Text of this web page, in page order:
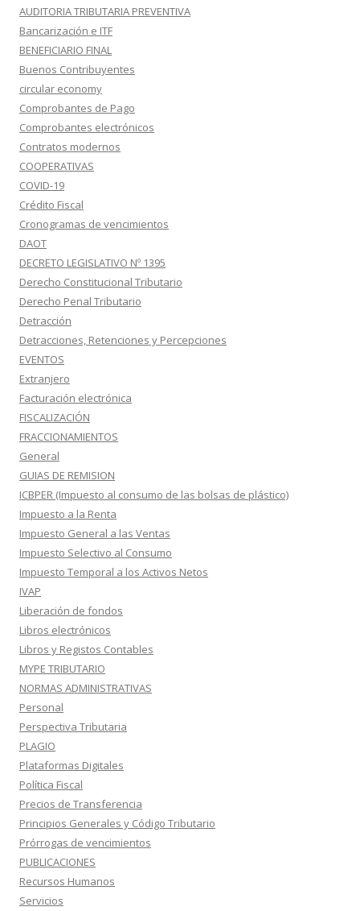
AUDITORIA TRIBUTARIA PREVENTIVA
Bancarización e ITF
BENEFICIARIO FINAL
Buenos Contribuyentes
circular economy
Comprobantes de Pago
Comprobantes electrónicos
Contratos modernos
COOPERATIVAS
COVID-19
Crédito Fiscal
Cronogramas de vencimientos
DAOT
DECRETO LEGISLATIVO Nº 1395
Derecho Constitucional Tributario
Derecho Penal Tributario
Detracción
Detracciones, Retenciones y Percepciones
EVENTOS
Extranjero
Facturación electrónica
FISCALIZACIÓN
FRACCIONAMIENTOS
General
GUIAS DE REMISION
ICBPER (Impuesto al consumo de las bolsas de plástico)
Impuesto a la Renta
Impuesto General a las Ventas
Impuesto Selectivo al Consumo
Impuesto Temporal a los Activos Netos
IVAP
Liberación de fondos
Libros electrónicos
Libros y Registos Contables
MYPE TRIBUTARIO
NORMAS ADMINISTRATIVAS
Personal
Perspectiva Tributaria
PLAGIO
Plataformas Digitales
Política Fiscal
Precios de Transferencia
Principios Generales y Código Tributario
Prórrogas de vencimientos
PUBLICACIONES
Recursos Humanos
Servicios